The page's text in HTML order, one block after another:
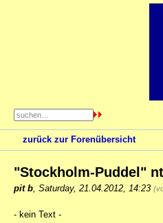
zurück zur Forenübersicht
"Stockholm-Puddel" nt
pit b Saturday, 21.04.2012, 14:23
- kein Text -